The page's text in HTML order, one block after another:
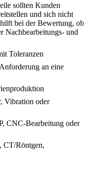
sollten Kunden
und sich nicht
bei der Bewertung, ob
Nachbearbeitungs- und
Toleranzen
an eine
Vibration oder
CNC-Bearbeitung oder
CT/Röntgen,